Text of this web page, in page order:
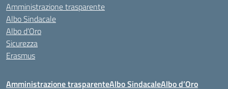
Amministrazione trasparente
Albo Sindacale
Albo d’Oro
Sicurezza
Erasmus
Amministrazione trasparenteAlbo SindacaleAlbo d’Oro